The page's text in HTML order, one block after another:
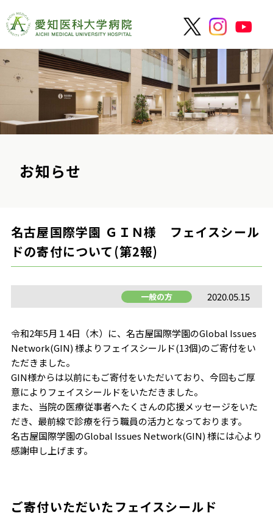
お知らせ
名古屋国際学園 ＧＩＮ様 フェイスシール
ドの寄付について(第2報)
一般の方 2020.05.15
令和2年5月１4日（木）に、名古屋国際学園のGlobal Issues
Network(GIN) 様よりフェイスシールド(13個)のご寄付をい
ただきました。
GIN様からは以前にもご寄付をいただいており、今回もご厚
意によりフェイスシールドをいただきました。
また、当院の医療従事者へたくさんの応援メッセージをいた
だき、最前線で診療を行う職員の活力となっております。
名古屋国際学園のGlobal Issues Network(GIN) 様には心より
感謝申し上げます。
ご寄付いただいたフェイスシールド